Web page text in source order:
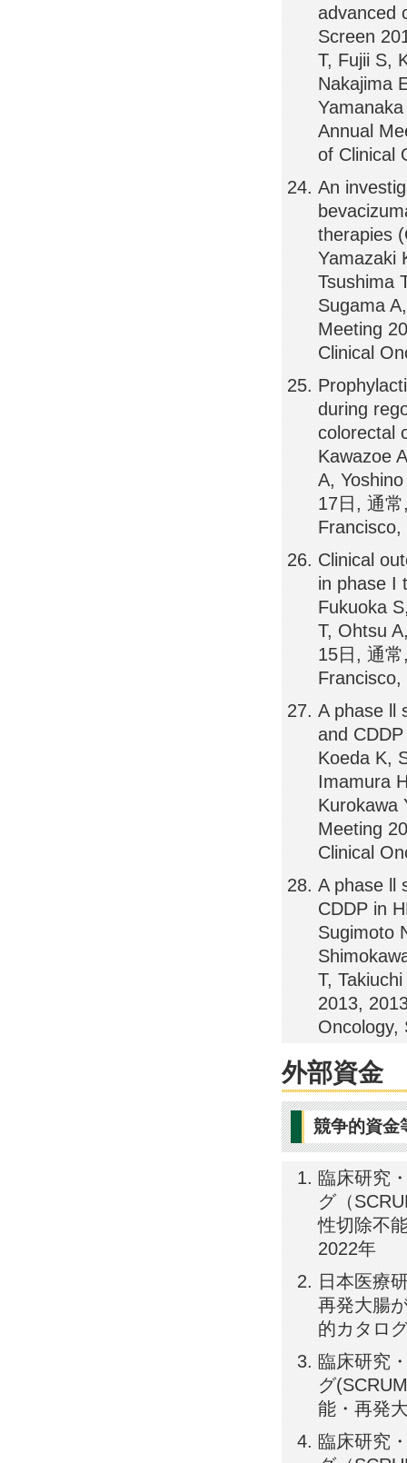
advanced
Screen
T, Fujii S,
Nakajima
Annual
of Clinical
An
therapies
Yamazaki
Tsushima
Sugama
Meeting
Clinical
during
colorectal
Kawazoe
A,
17日, 通
Francisco,
Clinical
in phase I
Fukuoka
T, Ohtsu
15日, 通
Francisco,
A phase ll
and
Koeda K,
Imamura
Kurokawa
Meeting
Clinical
A phase ll
CDDP in
Sugimoto
T,
2013,
Oncology,
外部資金
競争的資金
臨床研究
グ（
性切除不
2022年
日本医療
再発大腸
的カタロ
臨床研究
グ
能・再発
臨床研究